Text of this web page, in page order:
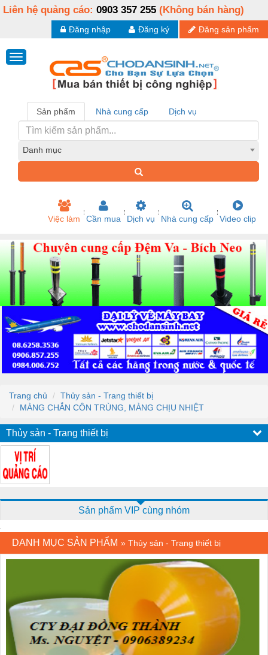
Liên hệ quảng cáo: 0903 357 255 (Không bán hàng)
Đăng sản phẩm
Đăng ký
Đăng nhập
Sản phẩm Nhà cung cấp Dịch vụ
Danh mục
Việc làm Cần mua Dịch vụ Nhà cung cấp Video clip
Trang chủ
Thủy sản - Trang thiết bị
MÀNG CHẮN CÔN TRÙNG, MÀNG CHỊU NHIỆT
Thủy sản - Trang thiết bị
Sản phẩm VIP cùng nhóm
DANH MỤC SẢN PHẨM » Thủy sản - Trang thiết bị